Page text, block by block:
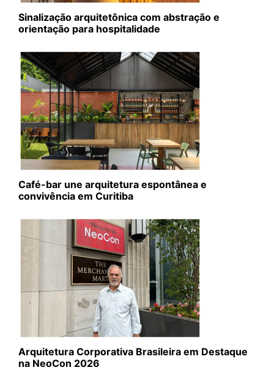
Sinalização arquitetônica com abstração e
orientação para hospitalidade
Café-bar une arquitetura espontânea e
convivência em Curitiba
Arquitetura Corporativa Brasileira em Destaque
na NeoCon 2026